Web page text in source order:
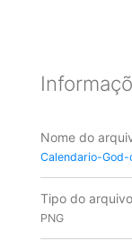
Nome do
Calendario-
Tipo do arquivo
PNG